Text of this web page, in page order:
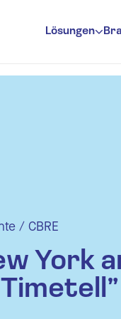
Lösungen
E
/ CBRE
York